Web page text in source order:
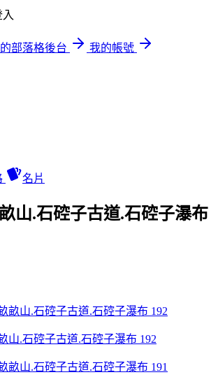
部落格後台
我的帳號
名片
山.石硿子古道.石硿子瀑布
山.石硿子古道.石硿子瀑布 192